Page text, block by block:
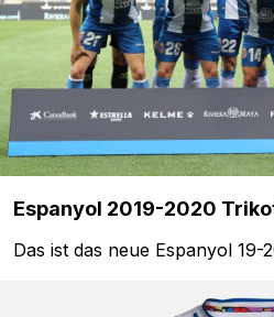
Espanyol 2019-2020
Das ist das neue Espanyol 19-